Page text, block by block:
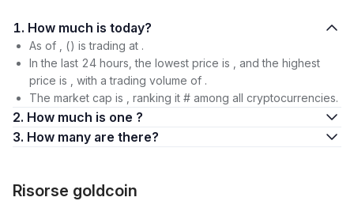
1. How much is today?
As of , () is trading at .
In the last 24 hours, the lowest price is , and the highest
price is , with a trading volume of .
The market cap is , ranking it # among all cryptocurrencies.
2. How much is one ?
3. How many are there?
Risorse goldcoin